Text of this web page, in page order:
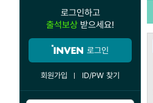
로그인하고
출석보상 받으세요!
로그인
회원가입 ID/PW 찾기